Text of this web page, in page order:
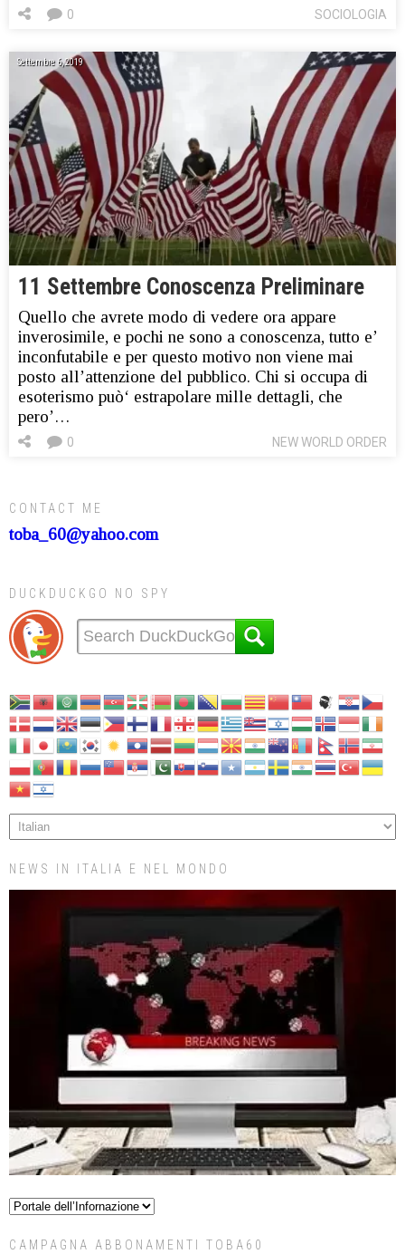
SOCIOLOGIA
0
Settembre 6, 2019
11 Settembre Conoscenza Preliminare
Quello che avrete modo di vedere ora appare
inverosimile, e pochi ne sono a conoscenza, tutto e’
inconfutabile e per questo motivo non viene mai
posto all’attenzione del pubblico. Chi si occupa di
esoterismo può‘ estrapolare mille dettagli, che
pero’…
NEW WORLD ORDER
0
CONTACT ME
toba_60@yahoo.com
DUCKDUCKGO NO SPY
NEWS IN ITALIA E NEL MONDO
CAMPAGNA ABBONAMENTI TOBA60